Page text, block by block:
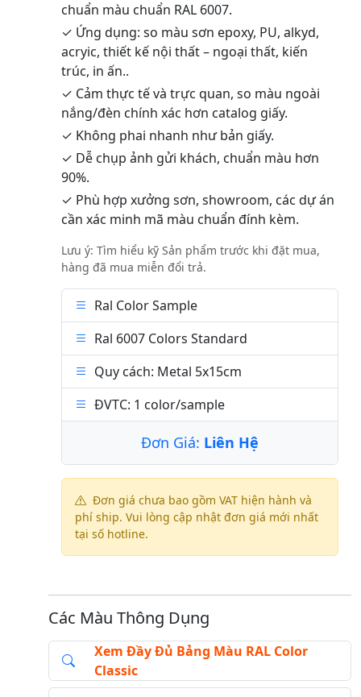
chuẩn màu chuẩn RAL 6007.
✓ Ứng dụng: so màu sơn epoxy, PU, alkyd,
acryic, thiết kế nội thất – ngoại thất, kiến
trúc, in ấn..
✓ Cảm thực tế và trực quan, so màu ngoài
nắng/đèn chính xác hơn catalog giấy.
✓ Không phai nhanh như bản giấy.
✓ Dễ chụp ảnh gửi khách, chuẩn màu hơn
90%.
✓ Phù hợp xưởng sơn, showroom, các dự án
cần xác minh mã màu chuẩn đính kèm.
Lưu ý: Tìm hiểu kỹ Sản phẩm trước khi đặt mua,
hàng đã mua miễn đổi trả.
Ral Color Sample
Ral 6007 Colors Standard
Quy cách: Metal 5x15cm
ĐVTC: 1 color/sample
Đơn Giá: Liên Hệ
Đơn giá chưa bao gồm VAT hiện hành và
phí ship. Vui lòng cập nhật đơn giá mới nhất
tại số hotline.
Các Màu Thông Dụng
Xem Đầy Đủ Bảng Màu RAL Color
Classic